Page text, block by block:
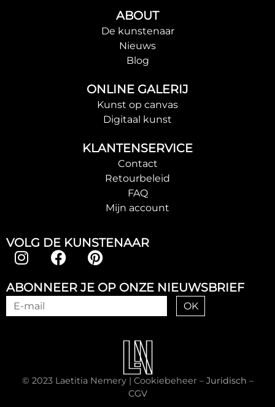
ABOUT
De kunstenaar
Nieuws
Blog
ONLINE GALERIJ
Kunst op canvas
Digitaal kunst
KLANTENSERVICE
Contact
Retourbeleid
FAQ
Mijn account
VOLG DE KUNSTENAAR
ABONNEER JE OP ONZE NIEUWSBRIEF
OK
© 2023 Laetitia Nemery | Cookiebeheer – Juridisch –
CGV